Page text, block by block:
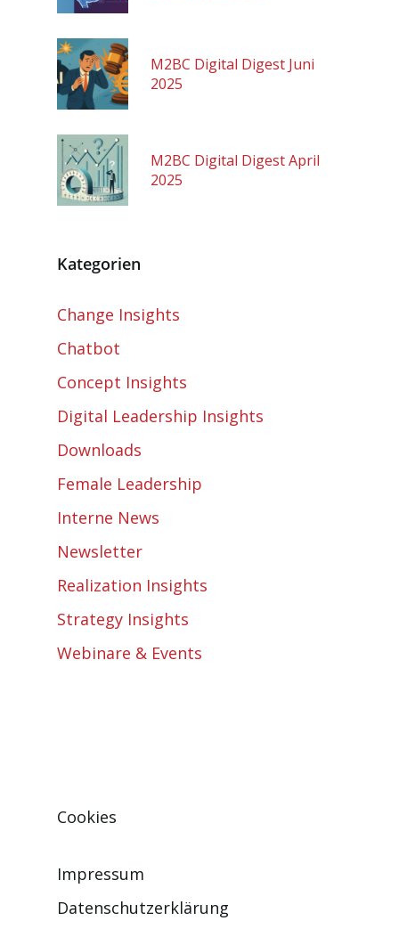
M2BC Digital Digest Juni
2025
M2BC Digital Digest April
2025
Kategorien
Change Insights
Chatbot
Concept Insights
Digital Leadership Insights
Downloads
Female Leadership
Interne News
Newsletter
Realization Insights
Strategy Insights
Webinare & Events
Cookies
Impressum
Datenschutzerklärung